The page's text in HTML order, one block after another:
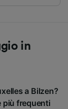
in
a Bilzen?
più frequenti